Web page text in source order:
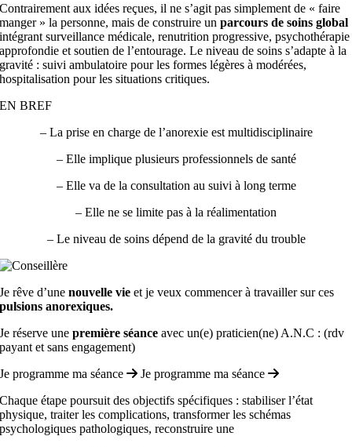
Contrairement aux idées reçues, il ne s’agit pas simplement de « faire
manger » la personne, mais de construire unparcours de soins global
intégrant surveillance médicale, renutrition progressive, psychothérapie
approfondie et soutien de l’entourage. Le niveau de soins s’adapte à la
gravité : suivi ambulatoire pour les formes légères à modérées,
hospitalisation pour les situations critiques.
EN BREF
– La prise en charge de l’anorexie est multidisciplinaire
– Elle implique plusieurs professionnels de santé
– Elle va de la consultation au suivi à long terme
– Elle ne se limite pas à la réalimentation
– Le niveau de soins dépend de la gravité du trouble
Je rêve d’unenouvelle vie et je veux commencer à travailler sur ces
pulsions anorexiques.
Je réserve unepremière séance avec un(e) praticien(ne) A.N.C : (rdv
payant et sans engagement)
Je programme ma séance
Je programme ma séance
Chaque étape poursuit des objectifs spécifiques : stabiliser l’état
physique, traiter les complications, transformer les schémas
psychologiques pathologiques, reconstruire une